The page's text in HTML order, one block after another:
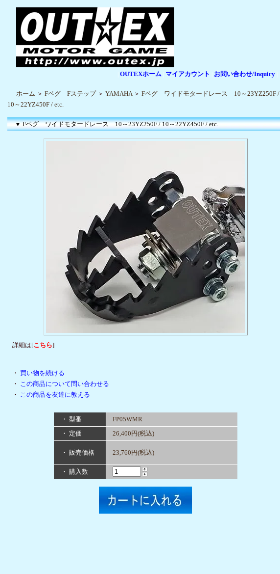
OUTEXホーム マイアカウント お問い合わせ/Inquiry
ホーム ＞ Fペグ Fステップ＞ YAMAHA＞ Fペグ ワイドモタードレース 10～23YZ250F /
10～22YZ450F / etc.
▼ Fペグ ワイドモタードレース 10～23YZ250F / 10～22YZ450F / etc.
詳細は[こちら]
・ 買い物を続ける
・ この商品について問い合わせる
・ この商品を友達に教える
・ 型番
FP05WMR
・ 定価
26,400円(税込)
・ 販売価格 23,760円(税込)
・ 購入数